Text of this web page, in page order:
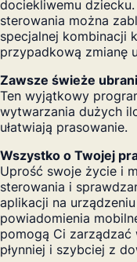
dociekliwemu
sterowania można
specjalnej kombinacji
przypadkową zmianę
Zawsze świeże
Ten wyjątkowy
wytwarzania dużych
ułatwiają prasowanie.
Wszystko o Twojej
Uprość swoje życie i
sterowania i
aplikacji na
powiadomienia
pomogą Ci
płynniej i szybciej z